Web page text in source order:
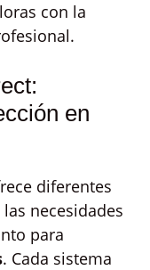
con la
en
diferentes
necesidades
para
. Cada sistema